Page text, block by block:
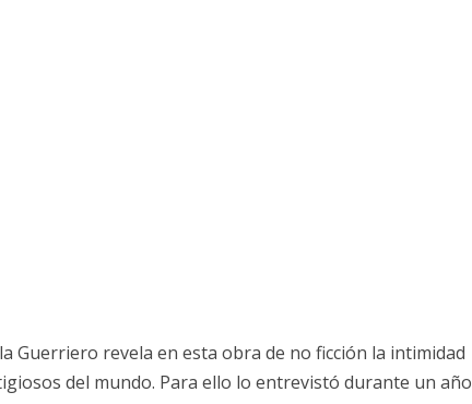
Guerriero revela en esta obra de no ficción la intimidad
del mundo. Para ello lo entrevistó durante un año